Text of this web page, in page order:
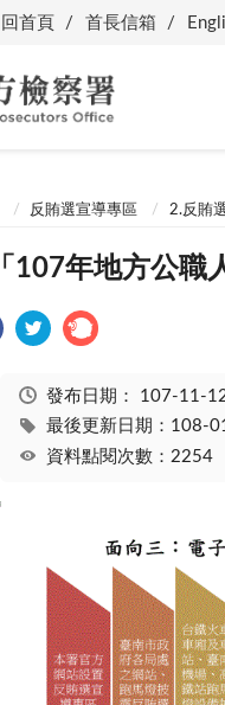
回首頁 首長信箱
反賄選宣導專區 2.反賄
「107年地方公
發布日期： 107-11-
最後更新日期：108-
資料點閱次數：2254